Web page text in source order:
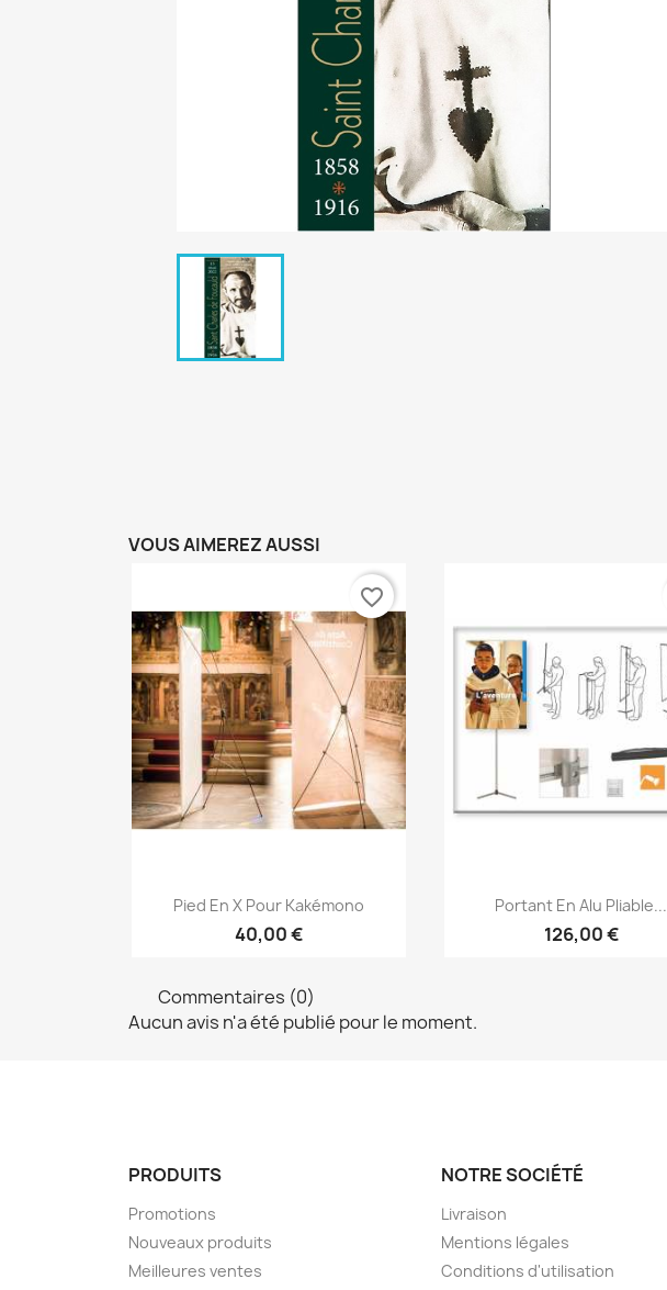
VOUS AIMEREZ AUSSI
Aperçu rapide
Pied En X Pour Kakémono
40,00 €
favorite_border
Aperçu rapide
Portant En Alu Pliable...
126,00 €
Commentaires (0)
Aucun avis n'a été publié pour le moment.
PRODUITS
Promotions
Nouveaux produits
Meilleures ventes
NOTRE SOCIÉTÉ
Livraison
Mentions légales
Conditions d'utilisation